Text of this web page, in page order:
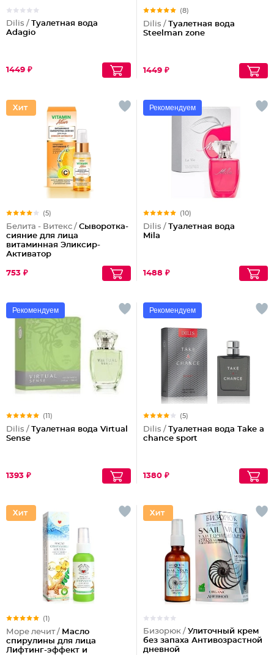
Dilis / Туалетная вода
Adagio
1449 ₽
(8)
Dilis / Туалетная вода
Steelman zone
1449 ₽
(5)
Белита - Витекс / Сыворотка-
сияние для лица
витаминная Эликсир-
Активатор
753 ₽
Рекомендуем
(10)
Dilis / Туалетная вода
Mila
1488 ₽
Рекомендуем
(11)
Dilis / Туалетная вода Virtual
Sense
1393 ₽
Рекомендуем
(5)
Dilis / Туалетная вода Take a
chance sport
1380 ₽
(1)
Море лечит / Масло
спирулины для лица
Лифтинг-эффект и
Бизорюк / Улиточный крем
без запаха Антивозрастной
дневной